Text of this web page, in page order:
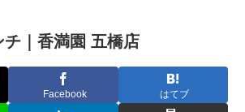
チ｜香満園 五橋店
Facebook はてブ